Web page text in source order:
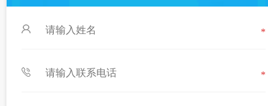
*
*